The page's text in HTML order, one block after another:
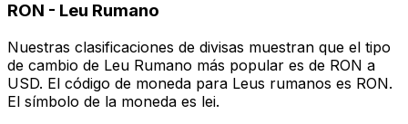
RON - Leu Rumano
Nuestras clasificaciones de divisas muestran que el tipo
de cambio de Leu Rumano más popular es de RON a
USD. El código de moneda para Leus rumanos es RON.
El símbolo de la moneda es lei.